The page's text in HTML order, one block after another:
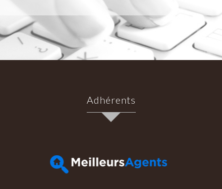
Adhérents